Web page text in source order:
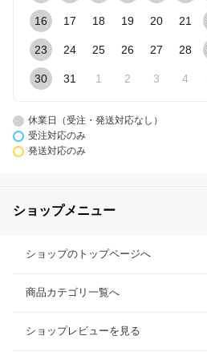
16 17 18 19 20 21
23 24 25 26 27 28
30 31 1 2 3 4
休業日（受注・発送対応なし）
受注対応のみ
発送対応のみ
ショップメニュー
ショップのトップページへ
商品カテゴリ一覧へ
ショップレビューを見る